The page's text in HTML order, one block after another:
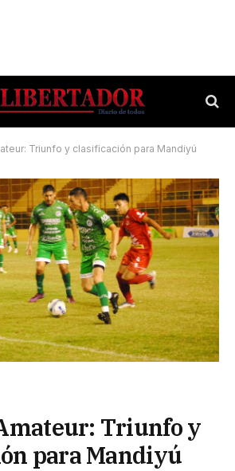
Triunfo y clasificación para Mandiyú
Triunfo y
para Mandiyú